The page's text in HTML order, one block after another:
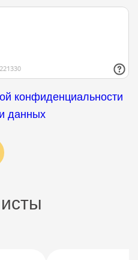
конфиденциальности
данных